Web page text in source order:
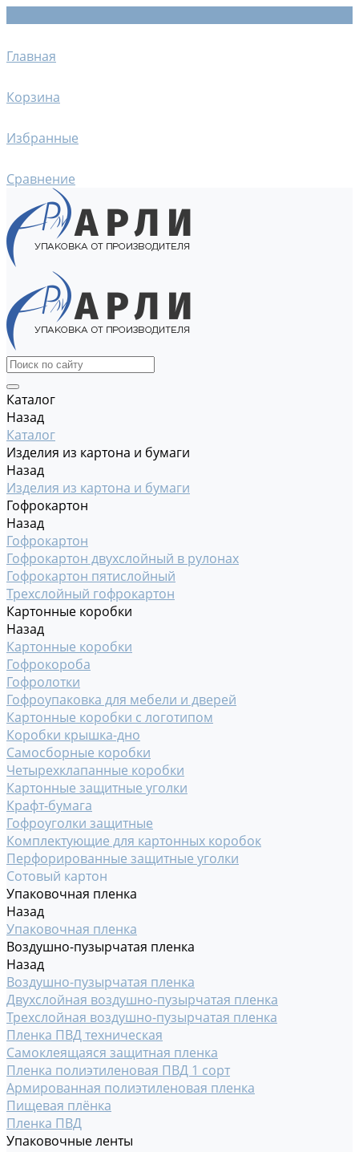
Главная
Корзина
Избранные
Сравнение
Каталог
Назад
Каталог
Изделия из картона и бумаги
Назад
Изделия из картона и бумаги
Гофрокартон
Назад
Гофрокартон
Гофрокартон двухслойный в рулонах
Гофрокартон пятислойный
Трехслойный гофрокартон
Картонные коробки
Назад
Картонные коробки
Гофрокороба
Гофролотки
Гофроупаковка для мебели и дверей
Картонные коробки с логотипом
Коробки крышка-дно
Самосборные коробки
Четырехклапанные коробки
Картонные защитные уголки
Крафт-бумага
Гофроуголки защитные
Комплектующие для картонных коробок
Перфорированные защитные уголки
Сотовый картон
Упаковочная пленка
Назад
Упаковочная пленка
Воздушно-пузырчатая пленка
Назад
Воздушно-пузырчатая пленка
Двухслойная воздушно-пузырчатая пленка
Трехслойная воздушно-пузырчатая пленка
Пленка ПВД техническая
Самоклеящаяся защитная пленка
Пленка полиэтиленовая ПВД 1 сорт
Армированная полиэтиленовая пленка
Пищевая плёнка
Пленка ПВД
Упаковочные ленты